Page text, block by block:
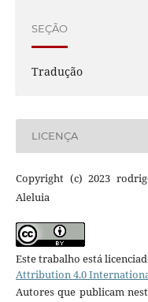
SEÇÃO
Tradução
LICENÇA
Copyright (c) 2023
Aleluia
Este trabalho está
Attribution 4.0
Autores que publicam